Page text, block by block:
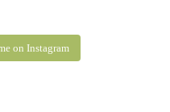
on Instagram